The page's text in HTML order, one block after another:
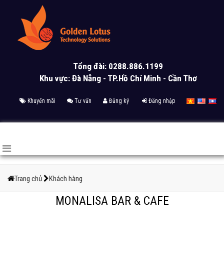
Tổng đài: 0288.886.1199
Khu vực: Đà Nẵng - TP.Hồ Chí Minh - Cần Thơ
Khuyến mãi Tư vấn Đăng ký Đăng nhập
Trang chủ Khách hàng
MONALISA BAR & CAFE